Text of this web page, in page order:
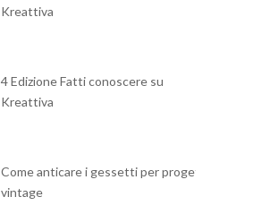
Kreattiva
4 Edizione Fatti conoscere su
Kreattiva
Come anticare i gessetti per progetti
vintage